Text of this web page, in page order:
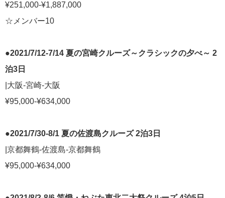
¥251,000-¥1,887,000
☆メンバー10
●2021/7/12-7/14 夏の宮崎クルーズ～クラシックの夕べ～ 2
泊3日
|大阪-宮崎-大阪
¥95,000-¥634,000
●2021/7/30-8/1 夏の佐渡島クルーズ 2泊3日
|京都舞鶴-佐渡島-京都舞鶴
¥95,000-¥634,000